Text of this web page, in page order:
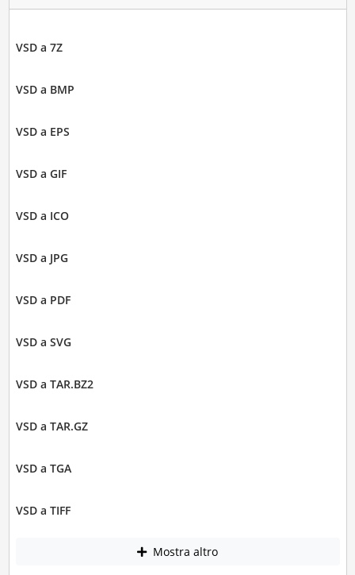
VSD a 7Z
VSD a BMP
VSD a EPS
VSD a GIF
VSD a ICO
VSD a JPG
VSD a PDF
VSD a SVG
VSD a TAR.BZ2
VSD a TAR.GZ
VSD a TGA
VSD a TIFF
Mostra altro